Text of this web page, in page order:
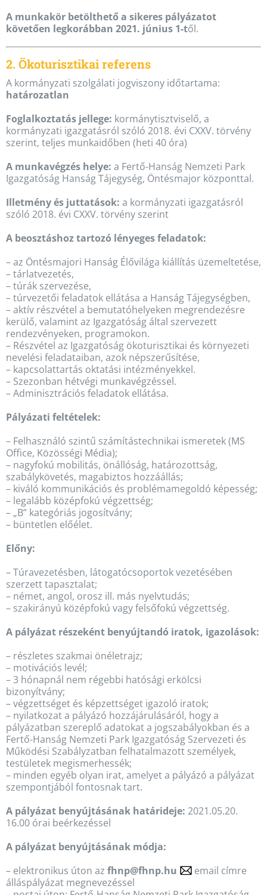
A munkakör betölthető a sikeres pályázatot
követően legkorábban 2021. június 1-től.
2. Ökoturisztikai referens
A kormányzati szolgálati jogviszony időtartama:
határozatlan
Foglalkoztatás jellege: kormánytisztviselő, a
kormányzati igazgatásról szóló 2018. évi CXXV. törvény
szerint, teljes munkaidőben (heti 40 óra)
A munkavégzés helye: a Fertő-Hanság Nemzeti Park
Igazgatóság Hanság Tájegység, Öntésmajor központtal.
Illetmény és juttatások: a kormányzati igazgatásról
szóló 2018. évi CXXV. törvény szerint
A beosztáshoz tartozó lényeges feladatok:
– az Öntésmajori Hanság Élővilága kiállítás üzemeltetése,
– tárlatvezetés,
– túrák szervezése,
– túrvezetői feladatok ellátása a Hanság Tájegységben,
– aktív részvétel a bemutatóhelyeken megrendezésre
kerülő, valamint az Igazgatóság által szervezett
rendezvényeken, programokon.
– Részvétel az Igazgatóság ökoturisztikai és környezeti
nevelési feladataiban, azok népszerűsítése,
– kapcsolattartás oktatási intézményekkel.
– Szezonban hétvégi munkavégzéssel.
– Adminisztrációs feladatok ellátása.
Pályázati feltételek:
– Felhasználó szintű számítástechnikai ismeretek (MS
Office, Közösségi Média);
– nagyfokú mobilitás, önállóság, határozottság,
szabálykövetés, magabiztos hozzáállás;
– kiváló kommunikációs és problémamegoldó képesség;
– legalább középfokú végzettség;
– „B” kategóriás jogosítvány;
– büntetlen előélet.
Előny:
– Túravezetésben, látogatócsoportok vezetésében
szerzett tapasztalat;
– német, angol, orosz ill. más nyelvtudás;
– szakirányú középfokú vagy felsőfokú végzettség.
A pályázat részeként benyújtandó iratok, igazolások:
– részletes szakmai önéletrajz;
– motivációs levél;
– 3 hónapnál nem régebbi hatósági erkölcsi
bizonyítvány;
– végzettséget és képzettséget igazoló iratok;
– nyilatkozat a pályázó hozzájárulásáról, hogy a
pályázatban szereplő adatokat a jogszabályokban és a
Fertő-Hanság Nemzeti Park Igazgatóság Szervezeti és
Működési Szabályzatban felhatalmazott személyek,
testületek megismerhessék;
– minden egyéb olyan irat, amelyet a pályázó a pályázat
szempontjából fontosnak tart.
A pályázat benyújtásának határideje: 2021.05.20.
16.00 órai beérkezéssel
A pályázat benyújtásának módja:
– elektronikus úton az fhnp@fhnp.hu
email címre
álláspályázat megnevezéssel